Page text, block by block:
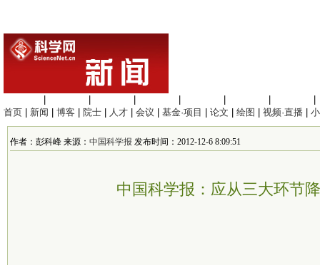
首页
新闻 博客 院士 人才 会议 基金·项目 论文 绘图 视频·直播
作者：彭科峰 来源： 中国科学报 发布时间：2012-12-6 8:09:51
中国科学报：应从三大环节